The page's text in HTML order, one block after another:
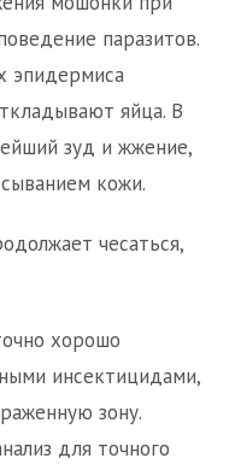
паразитов.
эпидермиса
яйца. В
зуд и жжение,
кожи.
чесаться,
хорошо
инсектицидами,
зону.
для точного